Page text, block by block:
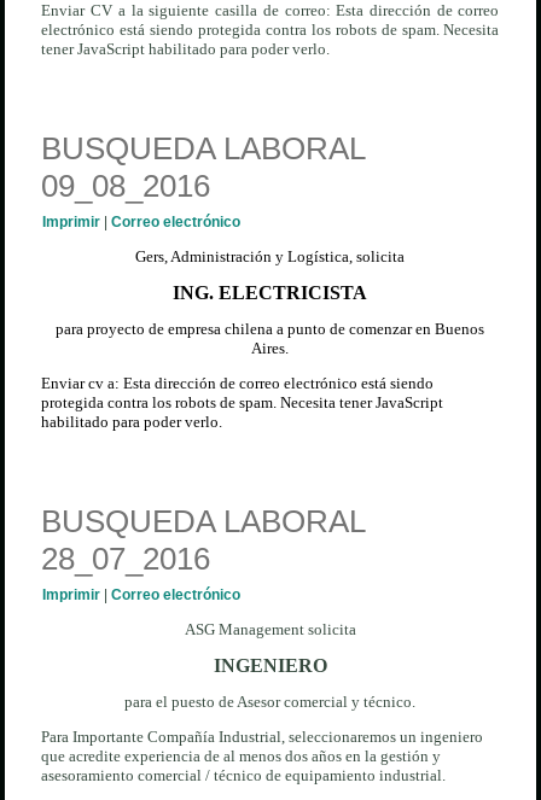
Enviar CV a la siguiente casilla de correo:Esta dirección de correo
electrónico está siendo protegida contra los robots de spam. Necesita
tener JavaScript habilitado para poder verlo.
BUSQUEDA LABORAL
09_08_2016
Imprimir |Correo electrónico
Gers, Administración y Logística, solicita
ING. ELECTRICISTA
para proyecto de empresa chilena a punto de comenzar en Buenos
Aires.
Enviar cv a:Esta dirección de correo electrónico está siendo
protegida contra los robots de spam. Necesita tener JavaScript
habilitado para poder verlo.
BUSQUEDA LABORAL
28_07_2016
Imprimir |Correo electrónico
ASG Management solicita
INGENIERO
para el puesto de Asesor comercial y técnico.
Para Importante Compañía Industrial, seleccionaremos un ingeniero
que acredite experiencia de al menos dos años en la gestión y
asesoramiento comercial / técnico de equipamiento industrial.